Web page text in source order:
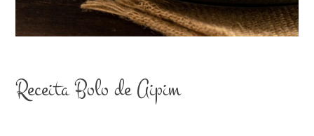
Receita Bolo de Aipim